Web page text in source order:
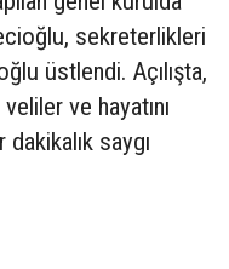
sekreterlikleri
üstlendi. Açılışta,
ve hayatını
saygı